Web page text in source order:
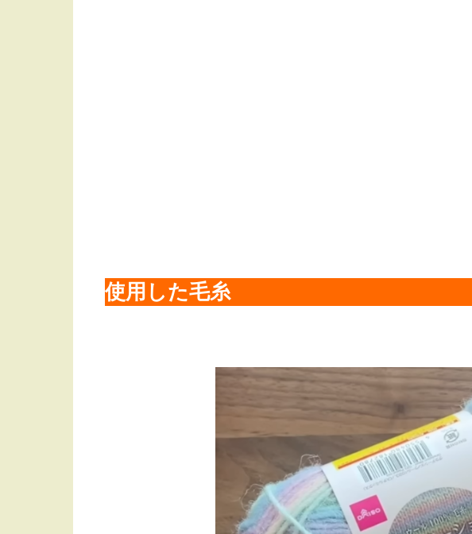
使用した毛糸